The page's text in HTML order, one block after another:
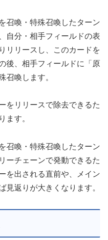
召喚・特殊召喚したターン
自分・相手フィールドの表
リリースし、このカードを
後、相手フィールドに「原
召喚します。
をリリースで除去できるた
ます。
召喚・特殊召喚したターン
ーチェーンで発動できるた
を出される直前や、メイン
見返りが大きくなります。